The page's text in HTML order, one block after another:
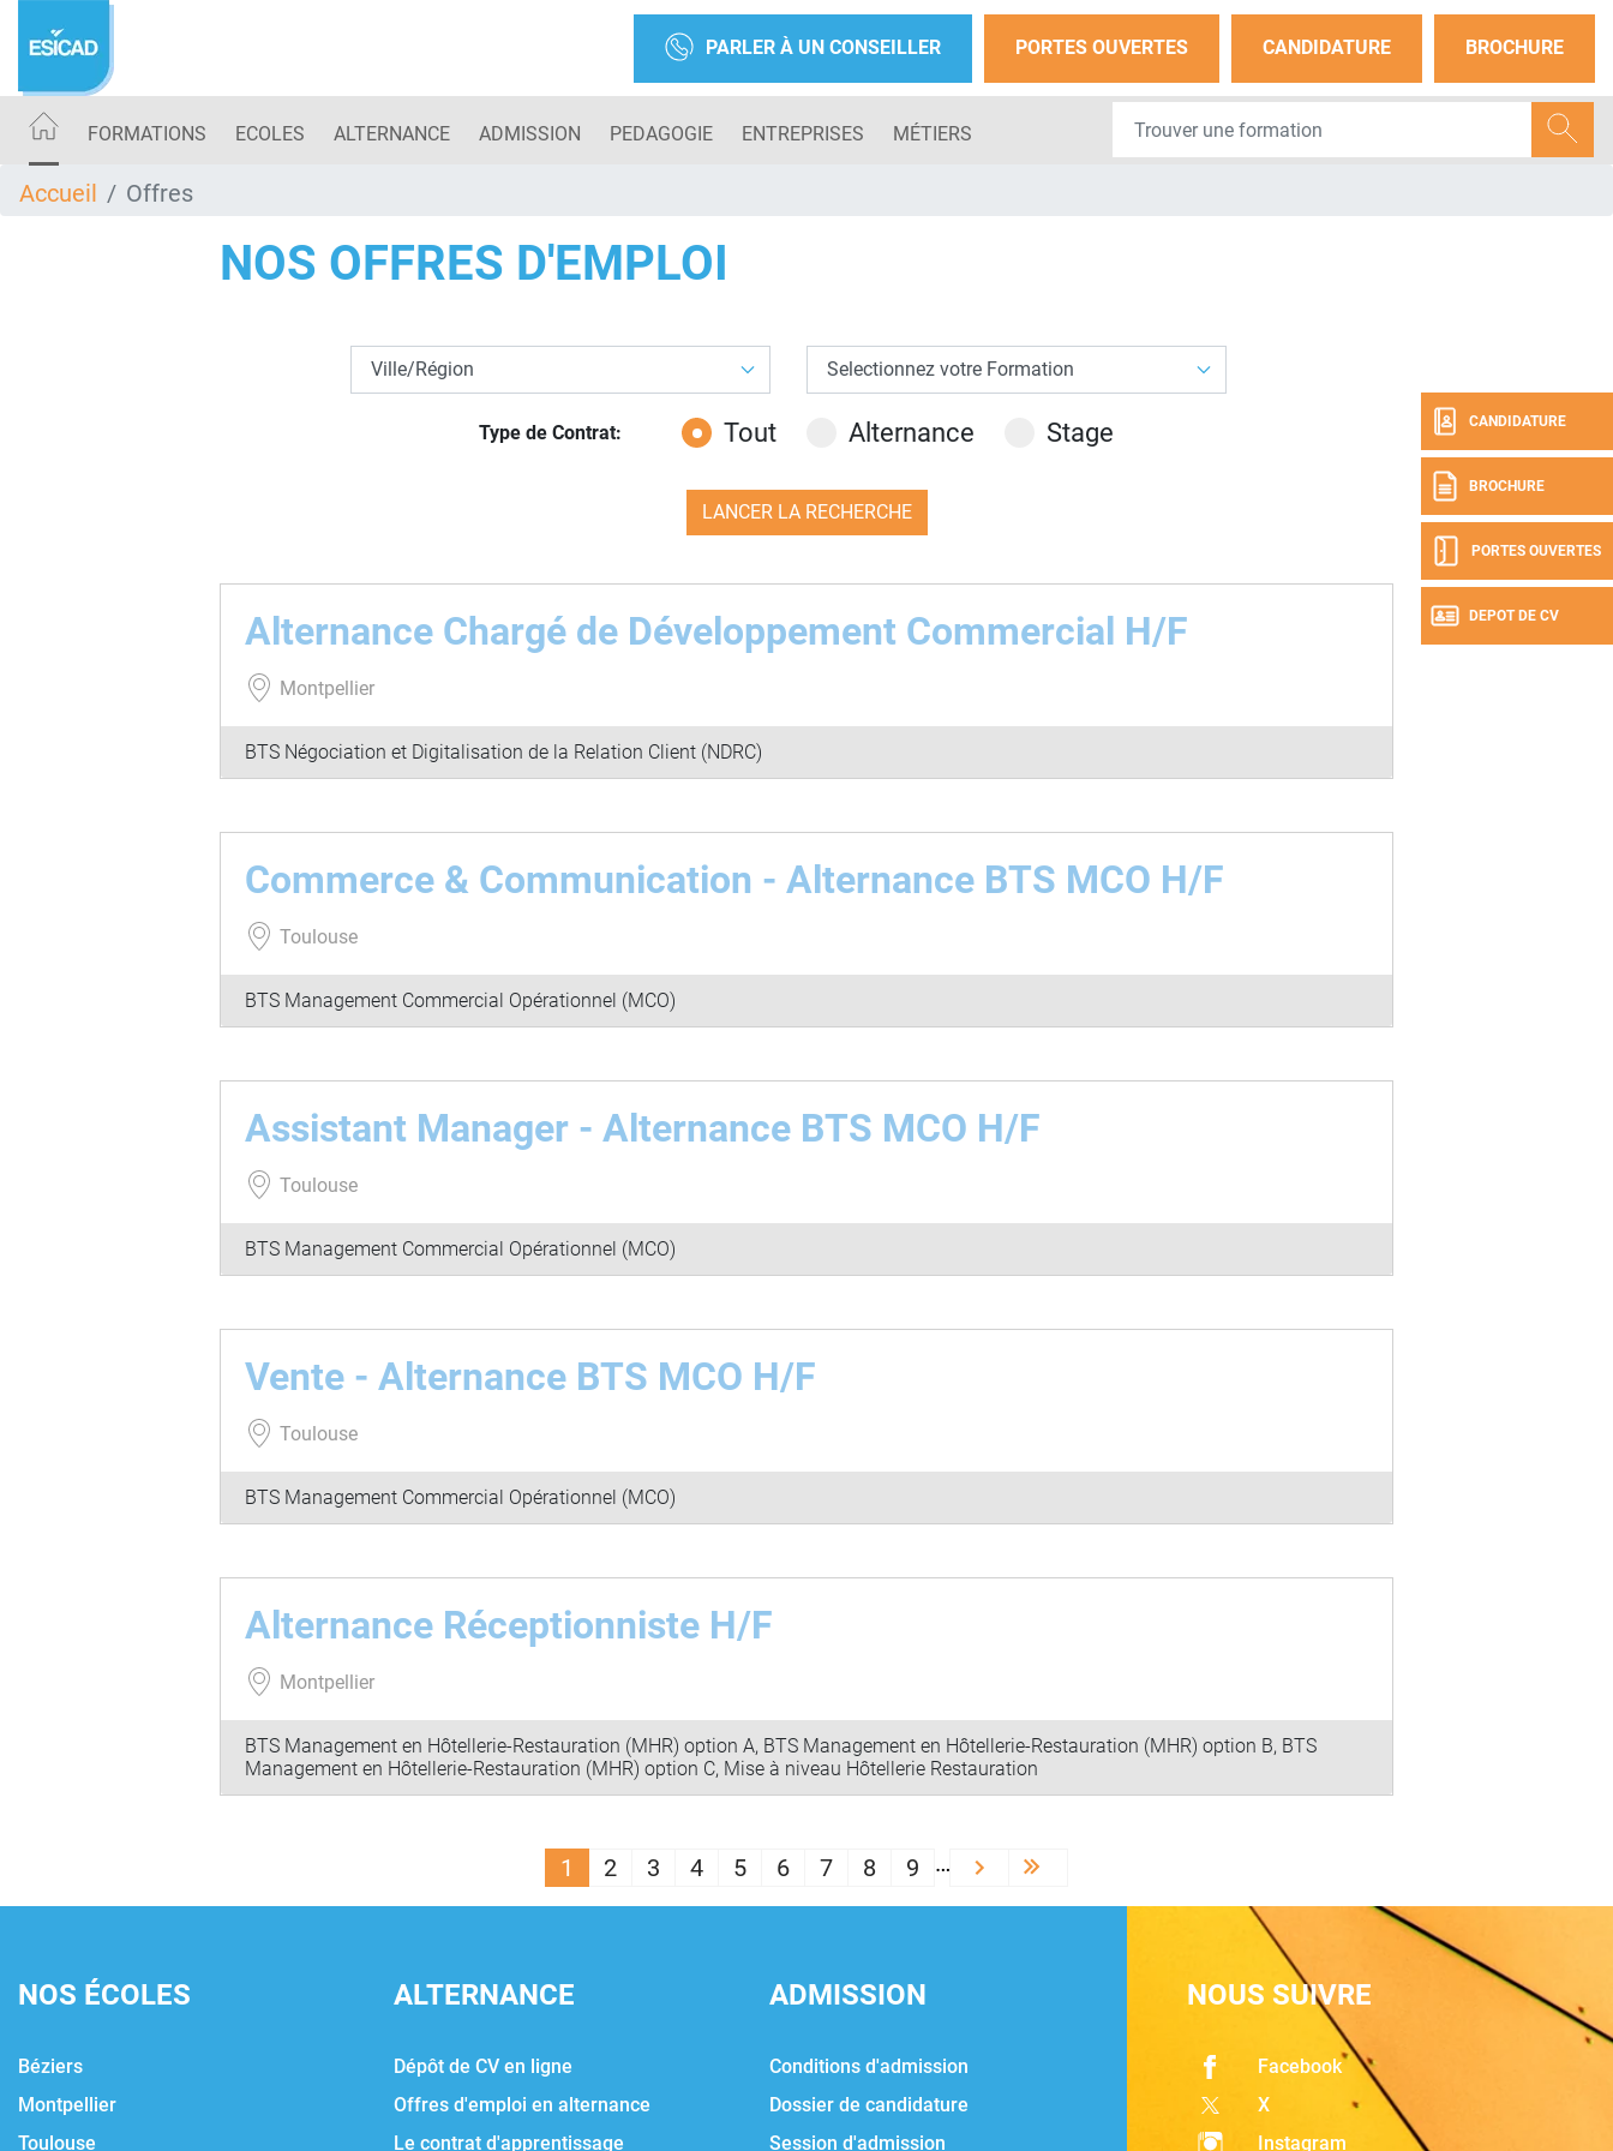
contenu
PARLER À UN CONSEILLER PORTES OUVERTES CANDIDATURE BROCHURE
FORMATIONS ECOLES ALTERNANCE ADMISSION PEDAGOGIE ENTREPRISES MÉTIERS
CANDIDATURE
BROCHURE
PORTES OUVERTES
DEPOT DE CV
Accueil Offres
NOS OFFRES D'EMPLOI
Type de Contrat: Tout Alternance Stage
Alternance Chargé de Développement Commercial H/F
Montpellier
BTS Négociation et Digitalisation de la Relation Client (NDRC)
Commerce & Communication - Alternance BTS MCO H/F
Toulouse
BTS Management Commercial Opérationnel (MCO)
Assistant Manager - Alternance BTS MCO H/F
Toulouse
BTS Management Commercial Opérationnel (MCO)
Vente - Alternance BTS MCO H/F
Toulouse
BTS Management Commercial Opérationnel (MCO)
Alternance Réceptionniste H/F
Montpellier
BTS Management en Hôtellerie-Restauration (MHR) option A, BTS Management en Hôtellerie-Restauration (MHR) option B, BTS
Management en Hôtellerie-Restauration (MHR) option C, Mise à niveau Hôtellerie Restauration
PAGINATION
1 2 3 4 5 6 7 8 9 …
Next ›
NOS ÉCOLES
Béziers
Montpellier
Toulouse
ALTERNANCE
Dépôt de CV en ligne
Offres d'emploi en alternance
Le contrat d'apprentissage
ADMISSION
Conditions d'admission
Dossier de candidature
Session d'admission
NOUS SUIVRE
Facebook
X
Instagram